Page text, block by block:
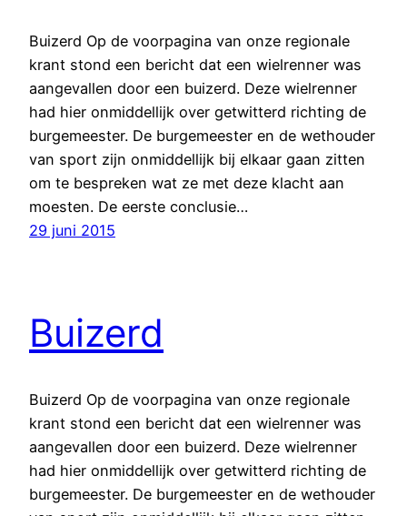
Buizerd Op de voorpagina van onze regionale
krant stond een bericht dat een wielrenner was
aangevallen door een buizerd. Deze wielrenner
had hier onmiddellijk over getwitterd richting de
burgemeester. De burgemeester en de wethouder
van sport zijn onmiddellijk bij elkaar gaan zitten
om te bespreken wat ze met deze klacht aan
moesten. De eerste conclusie…
29 juni 2015
Buizerd
Buizerd Op de voorpagina van onze regionale
krant stond een bericht dat een wielrenner was
aangevallen door een buizerd. Deze wielrenner
had hier onmiddellijk over getwitterd richting de
burgemeester. De burgemeester en de wethouder